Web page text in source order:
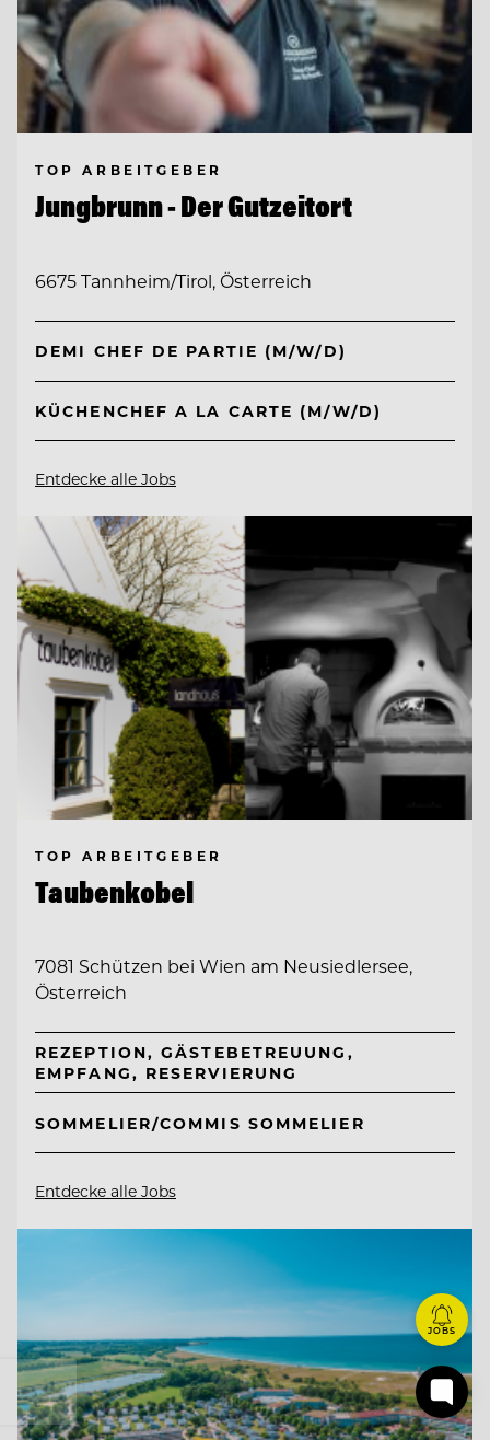
TOP ARBEITGEBER
Jungbrunn - Der Gutzeitort
6675 Tannheim/Tirol, Österreich
DEMI CHEF DE PARTIE (M/W/D)
KÜCHENCHEF A LA CARTE (M/W/D)
Entdecke alle Jobs
TOP ARBEITGEBER
Taubenkobel
7081 Schützen bei Wien am Neusiedlersee,
Österreich
REZEPTION, GÄSTEBETREUUNG,
EMPFANG, RESERVIERUNG
SOMMELIER/COMMIS SOMMELIER
Entdecke alle Jobs
JOBS